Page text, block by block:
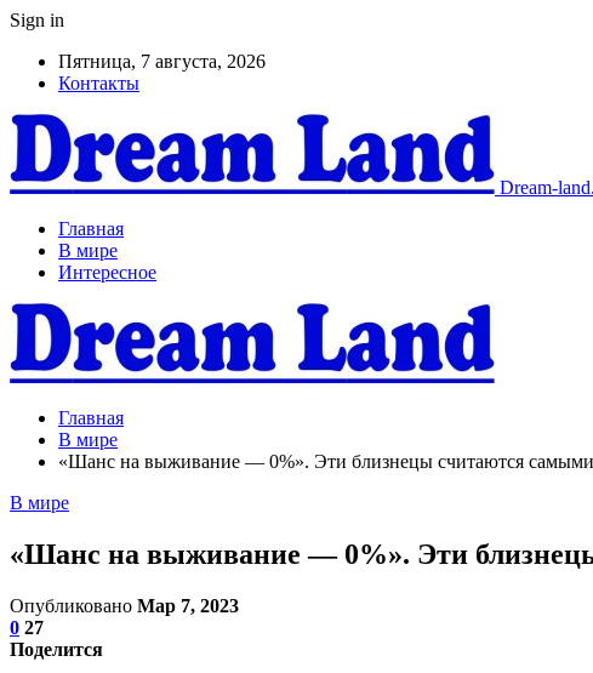
Sign in
Пятница, 7 августа, 2026
Контакты
Dream-
Главная
В мире
Интересное
Главная
В мире
«Шанс на выживание — 0%». Эти близнецы считаются
В мире
«Шанс на выживание — 0%». Эти
Опубликовано Мар 7, 2023
0 27
Поделится